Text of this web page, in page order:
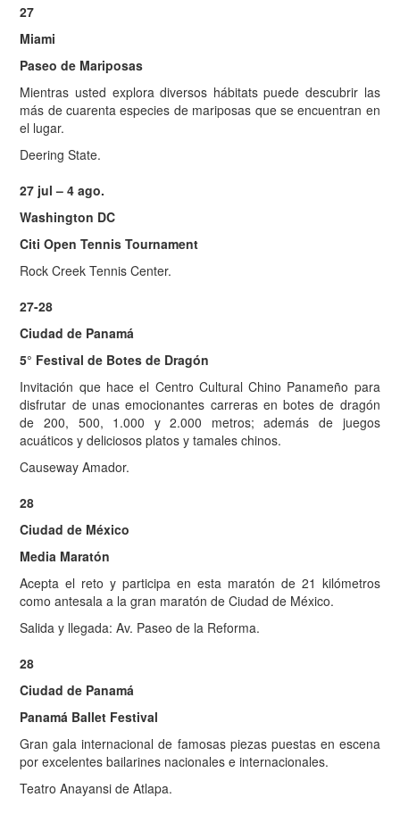
27
Miami
Paseo de Mariposas
Mientras usted explora diversos hábitats puede descubrir las
más de cuarenta especies de mariposas que se encuentran en
el lugar.
Deering State.
27 jul – 4 ago.
Washington DC
Citi Open Tennis Tournament
Rock Creek Tennis Center.
27-28
Ciudad de Panamá
5° Festival de Botes de Dragón
Invitación que hace el Centro Cultural Chino Panameño para
disfrutar de unas emocionantes carreras en botes de dragón
de 200, 500, 1.000 y 2.000 metros; además de juegos
acuáticos y deliciosos platos y tamales chinos.
Causeway Amador.
28
Ciudad de México
Media Maratón
Acepta el reto y participa en esta maratón de 21 kilómetros
como antesala a la gran maratón de Ciudad de México.
Salida y llegada: Av. Paseo de la Reforma.
28
Ciudad de Panamá
Panamá Ballet Festival
Gran gala internacional de famosas piezas puestas en escena
por excelentes bailarines nacionales e internacionales.
Teatro Anayansi de Atlapa.